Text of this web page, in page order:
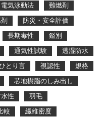
電気泳動法
難燃剤
防災・安全評価
長期毒性
鑑別
通気性試験
透湿防水
とり言 視認性
規格
芯地樹脂のしみ出し
性
羽毛
較
繊維密度